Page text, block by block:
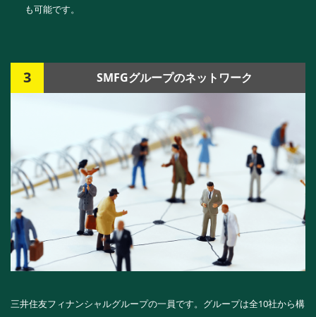
も可能です。
3 SMFGグループのネットワーク
三井住友フィナンシャルグループの一員です。グループは全10社から構